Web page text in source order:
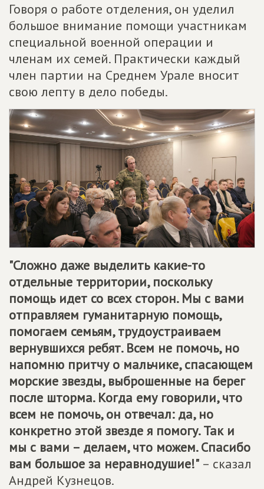
Говоря о работе отделения, он уделил
большое внимание помощи участникам
специальной военной операции и
членам их семей. Практически каждый
член партии на Среднем Урале вносит
свою лепту в дело победы.
"Сложно даже выделить какие-то
отдельные территории, поскольку
помощь идет со всех сторон. Мы с вами
отправляем гуманитарную помощь,
помогаем семьям, трудоустраиваем
вернувшихся ребят. Всем не помочь, но
напомню притчу о мальчике, спасающем
морские звезды, выброшенные на берег
после шторма. Когда ему говорили, что
всем не помочь, он отвечал: да, но
конкретно этой звезде я помогу. Так и
мы с вами – делаем, что можем. Спасибо
вам большое за неравнодушие!" – сказал
Андрей Кузнецов.